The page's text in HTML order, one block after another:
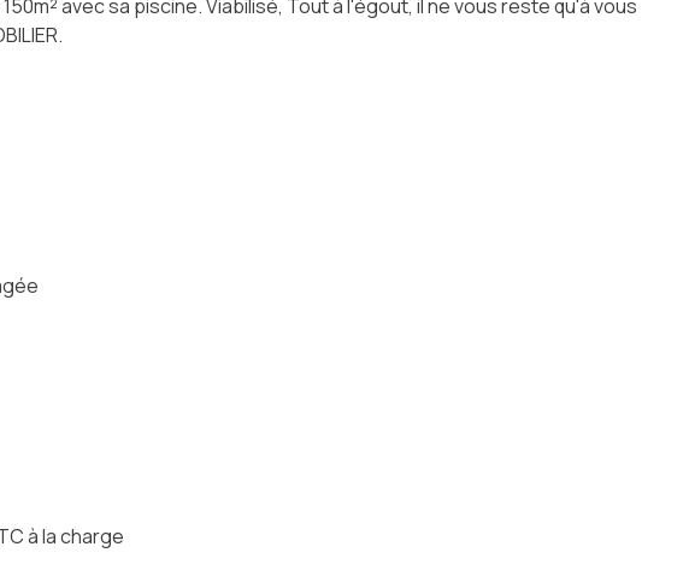
avec sa piscine. Viabilisé, Tout à l'égout, il ne vous reste qu'à vous
à la charge